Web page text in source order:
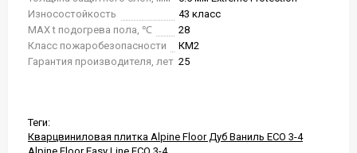
Износостойкость
43 класс
MAX t подогрева пола, ℃
28
Класс пожаробезопасности
КМ2
Гарантия производителя, лет 25
Теги:
Кварцвиниловая плитка Alpine Floor Дуб Ваниль ЕСО 3-4